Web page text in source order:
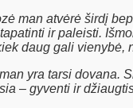
man atvėrė širdį
ir paleisti.
daug gali vienybė,
yra tarsi dovana.
– gyventi ir